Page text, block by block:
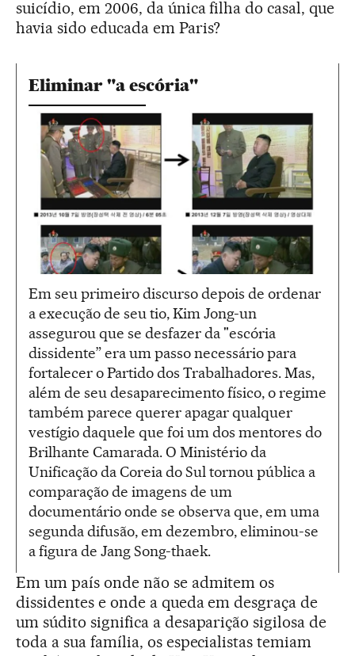
suicídio, em 2006, da única filha do casal, que
havia sido educada em Paris?
Eliminar "a escória"
Em seu primeiro discurso depois de ordenar
a execução de seu tio, Kim Jong-un
assegurou que se desfazer da "escória
dissidente” era um passo necessário para
fortalecer o Partido dos Trabalhadores. Mas,
além de seu desaparecimento físico, o regime
também parece querer apagar qualquer
vestígio daquele que foi um dos mentores do
Brilhante Camarada. O Ministério da
Unificação da Coreia do Sul tornou pública a
comparação de imagens de um
documentário onde se observa que, em uma
segunda difusão, em dezembro, eliminou-se
a figura de Jang Song-thaek.
Em um país onde não se admitem os
dissidentes e onde a queda em desgraça de
um súdito significa a desaparição sigilosa de
toda a sua família, os especialistas temiam